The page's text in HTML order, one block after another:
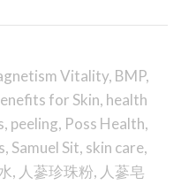
Vitality, BMP,
for Skin, health
, peeling, Poss Health,
, Samuel Sit, skin care,
, 人蔘珍珠粉, 人蔘皂